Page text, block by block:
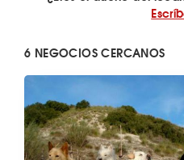
6 NEGOCIOS CERCANOS